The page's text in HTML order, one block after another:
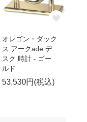
オレゴン・ダック
ス アークade デ
スク 時計 - ゴー
ルド
53,530円(税込)